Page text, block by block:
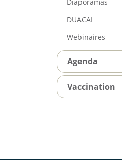
DUACAI
Webinaires
Agenda
Vaccination